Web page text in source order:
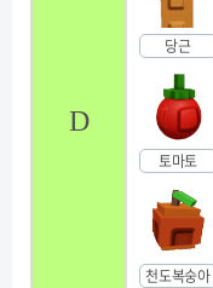
D
당근
토마토
천도복숭아